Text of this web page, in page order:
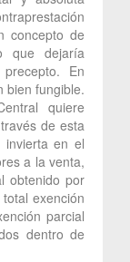
concepto de
que dejaría
En
bien fungible.
quiere
de esta
invierta en el
a la venta,
obtenido por
exención
parcial
dentro de